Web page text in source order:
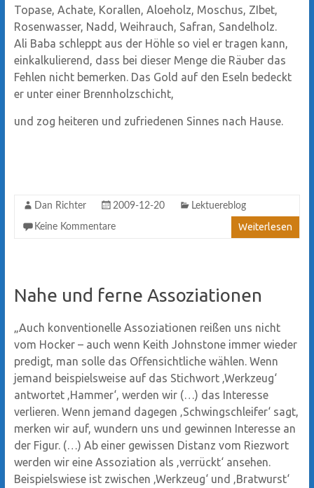
Topase, Achate, Korallen, Aloeholz, Moschus, ZIbet,
Rosenwasser, Nadd, Weihrauch, Safran, Sandelholz.
Ali Baba schleppt aus der Höhle so viel er tragen kann,
einkalkulierend, dass bei dieser Menge die Räuber das
Fehlen nicht bemerken. Das Gold auf den Eseln bedeckt
er unter einer Brennholzschicht,
und zog heiteren und zufriedenen Sinnes nach Hause.
Dan Richter 2009-12-20 Lektuereblog
Keine Kommentare Weiterlesen
Nahe und ferne Assoziationen
„Auch konventionelle Assoziationen reißen uns nicht
vom Hocker – auch wenn Keith Johnstone immer wieder
predigt, man solle das Offensichtliche wählen. Wenn
jemand beispielsweise auf das Stichwort ‚Werkzeug‘
antwortet ‚Hammer‘, werden wir (…) das Interesse
verlieren. Wenn jemand dagegen ‚Schwingschleifer‘ sagt,
merken wir auf, wundern uns und gewinnen Interesse an
der Figur. (…) Ab einer gewissen Distanz vom Riezwort
werden wir eine Assoziation als ‚verrückt‘ ansehen.
Beispielswiese ist zwischen ‚Werkzeug‘ und ‚Bratwurst‘